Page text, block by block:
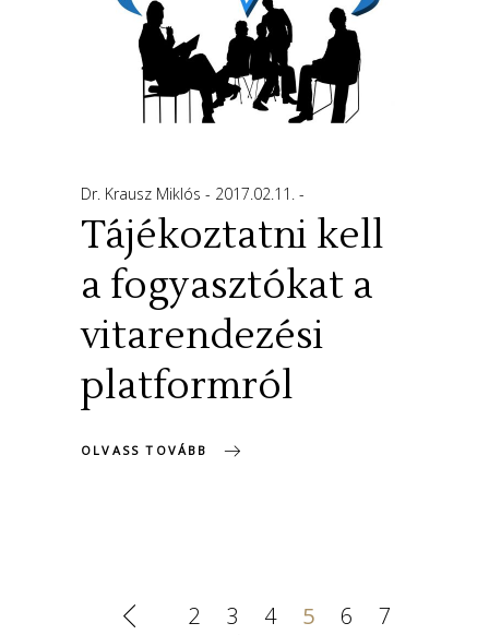
Dr. Krausz Miklós 2017.02.11.
Tájékoztatni kell
a fogyasztókat a
vitarendezési
platformról
OLVASS TOVÁBB
2 3 4 5 6 7